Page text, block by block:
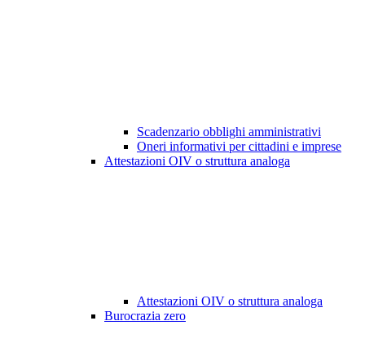
Scadenzario obblighi amministrativi
Oneri informativi per cittadini e imprese
Attestazioni OIV o struttura analoga
Attestazioni OIV o struttura analoga
Burocrazia zero